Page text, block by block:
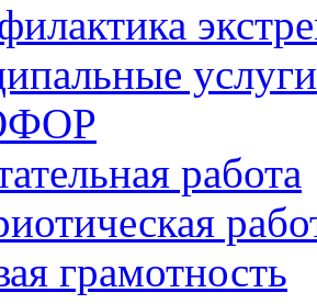
услуги
работа
грамотность